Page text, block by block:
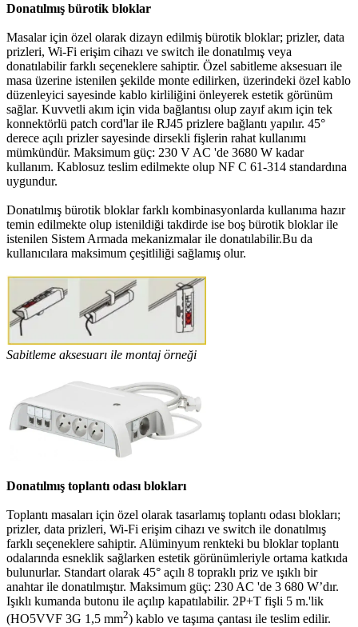
Donatılmış bürotik bloklar
Masalar için özel olarak dizayn edilmiş bürotik bloklar; prizler, data
prizleri, Wi-Fi erişim cihazı ve switch ile donatılmış veya
donatılabilir farklı seçeneklere sahiptir. Özel sabitleme aksesuarı ile
masa üzerine istenilen şekilde monte edilirken, üzerindeki özel kablo
düzenleyici sayesinde kablo kirliliğini önleyerek estetik görünüm
sağlar. Kuvvetli akım için vida bağlantısı olup zayıf akım için tek
konnektörlü patch cord'lar ile RJ45 prizlere bağlantı yapılır. 45°
derece açılı prizler sayesinde dirsekli fişlerin rahat kullanımı
mümkündür. Maksimum güç: 230 V AC 'de 3680 W kadar
kullanım. Kablosuz teslim edilmekte olup NF C 61-314 standardına
uygundur.
Donatılmış bürotik bloklar farklı kombinasyonlarda kullanıma hazır
temin edilmekte olup istenildiği takdirde ise boş bürotik bloklar ile
istenilen Sistem Armada mekanizmalar ile donatılabilir.Bu da
kullanıcılara maksimum çeşitliliği sağlamış olur.
Sabitleme aksesuarı ile montaj örneği
Donatılmış toplantı odası blokları
Toplantı masaları için özel olarak tasarlamış toplantı odası blokları;
prizler, data prizleri, Wi-Fi erişim cihazı ve switch ile donatılmış
farklı seçeneklere sahiptir. Alüminyum renkteki bu bloklar toplantı
odalarında esneklik sağlarken estetik görünümleriyle ortama katkıda
bulunurlar. Standart olarak 45° açılı 8 topraklı priz ve ışıklı bir
anahtar ile donatılmıştır. Maksimum güç: 230 AC 'de 3 680 W’dır.
Işıklı kumanda butonu ile açılıp kapatılabilir. 2P+T fişli 5 m.'lik
(HO5VVF 3G 1,5 mm2) kablo ve taşıma çantası ile teslim edilir.